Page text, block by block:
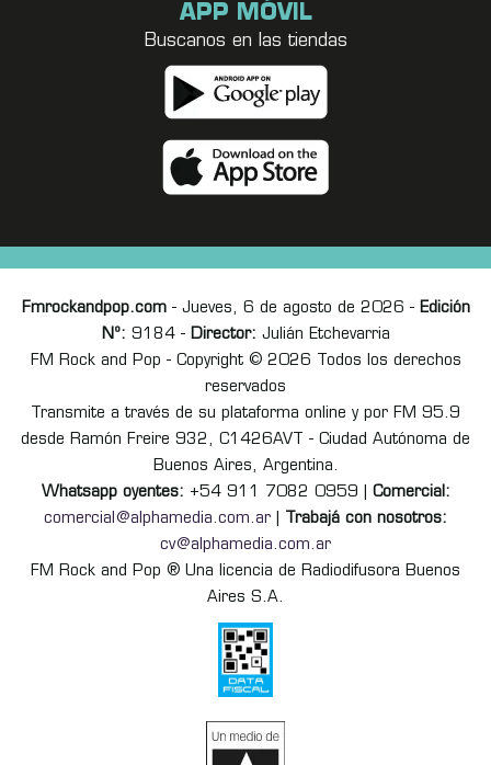
APP MÓVIL
Buscanos en las tiendas
Fmrockandpop.com- Jueves, 6 de agosto de 2026 - Edición
Nº: 9184 - Director: Julián Etchevarria
FM Rock and Pop - Copyright © 2026 Todos los derechos
reservados
Transmite a través de su plataforma online y por FM 95.9
desde Ramón Freire 932, C1426AVT - Ciudad Autónoma de
Buenos Aires, Argentina.
Whatsapp oyentes: +54 911 7082 0959 | Comercial:
comercial@alphamedia.com.ar
Trabajá con nosotros:
cv@alphamedia.com.ar
FM Rock and Pop ® Una licencia de Radiodifusora Buenos
Aires S.A.